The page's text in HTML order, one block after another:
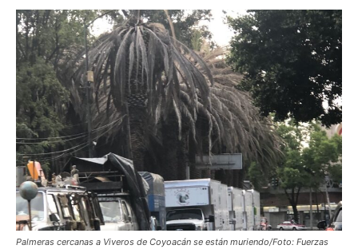
Palmeras cercanas a Viveros de Coyoacán se están muriendo/Foto: Fuerzas